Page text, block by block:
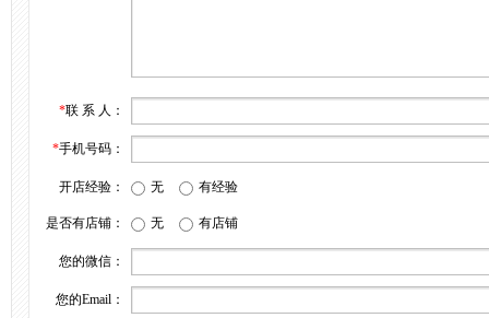
*联 系 人：
*手机号码：
开店经验： 无 有经验
是否有店铺： 无 有店铺
您的微信：
您的Email：